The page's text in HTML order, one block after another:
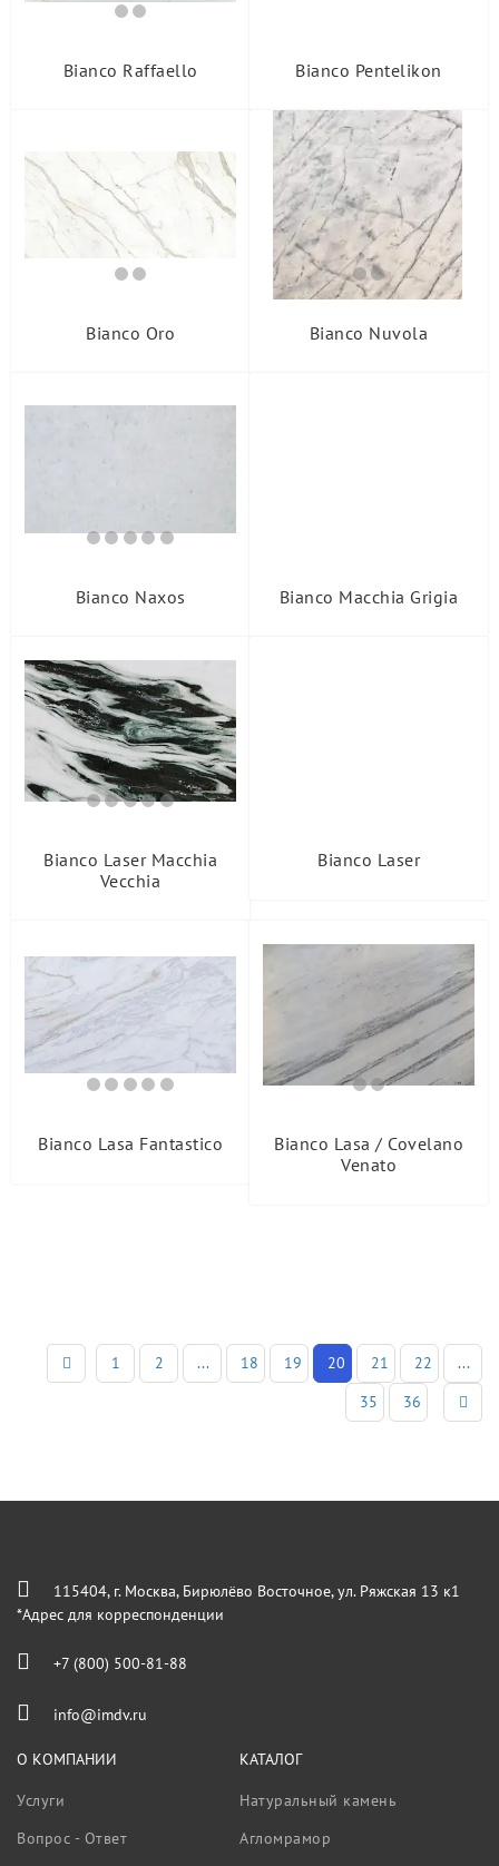
Bianco Raffaello Bianco Pentelikon
Bianco Oro Bianco Nuvola
Bianco Naxos Bianco Macchia Grigia
Bianco Laser Macchia
Vecchia
Bianco Laser
Bianco Lasa Fantastico
Bianco Lasa / Covelano
Venato
1 2 ... 18 19 20 21 22
...
35
36
115404, г. Москва, Бирюлёво Восточное, ул. Ряжская 13 к1
*Адрес для корреспонденции
+7 (800) 500-81-88
info@imdv.ru
О КОМПАНИИ
Услуги
Вопрос - Ответ
КАТАЛОГ
Натуральный камень
Агломрамор